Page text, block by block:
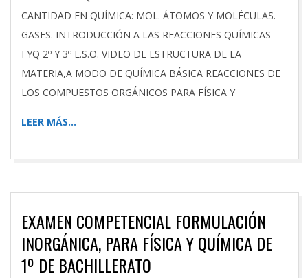
CANTIDAD EN QUÍMICA: MOL. ÁTOMOS Y MOLÉCULAS.
GASES. INTRODUCCIÓN A LAS REACCIONES QUÍMICAS
FYQ 2º Y 3º E.S.O. VIDEO DE ESTRUCTURA DE LA
MATERIA,A MODO DE QUÍMICA BÁSICA REACCIONES DE
LOS COMPUESTOS ORGÁNICOS PARA FÍSICA Y
LEER MÁS…
EXAMEN COMPETENCIAL FORMULACIÓN
INORGÁNICA, PARA FÍSICA Y QUÍMICA DE
1º DE BACHILLERATO